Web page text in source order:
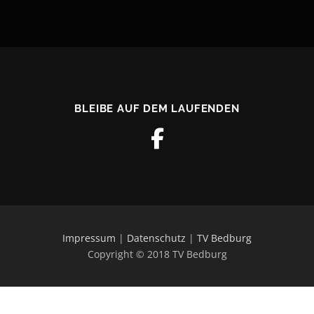
BLEIBE AUF DEM LAUFENDEN
Impressum | Datenschutz | TV Bedburg
Copyright © 2018 TV Bedburg